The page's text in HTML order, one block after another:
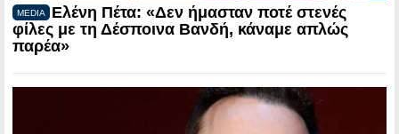
MEDIA
Ελένη Πέτα: «Δεν ήμασταν ποτέ στενές
φίλες με τη Δέσποινα Βανδή, κάναμε απλώς
παρέα»